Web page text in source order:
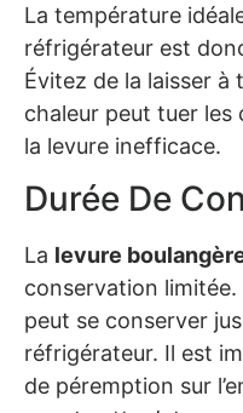
La température
réfrigérateur est
Évitez de la laisser à
chaleur peut tuer les
la levure inefficace.
Durée De
La levure
conservation limitée.
peut se conserver
réfrigérateur. Il est
de péremption sur